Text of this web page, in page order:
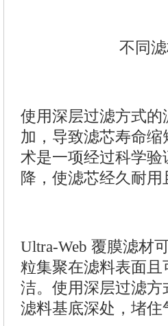
不同
使用深层过滤方式
加，导致滤芯寿命缩
术是一项经过科学
降，使滤芯经久耐用
Ultra-Web 覆膜滤材
粒集聚在滤料表面
洁。使用深层过滤
滤料基底深处，堵住